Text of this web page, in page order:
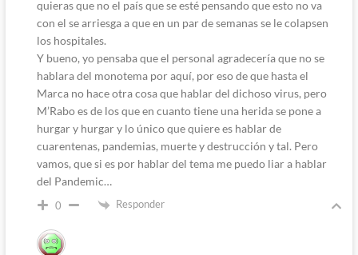
quieras que no el país que se esté pensando que esto no va
con el se arriesga a que en un par de semanas se le colapsen
los hospitales.
Y bueno, yo pensaba que el personal agradecería que no se
hablara del monotema por aquí, por eso de que hasta el
Marca no hace otra cosa que hablar del dichoso virus, pero
M’Rabo es de los que en cuanto tiene una herida se pone a
hurgar y hurgar y lo único que quiere es hablar de
cuarentenas, pandemias, muerte y destrucción y tal. Pero
vamos, que si es por hablar del tema me puedo liar a hablar
del Pandemic…
0 Responder